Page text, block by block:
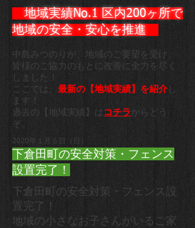
地域実績No.1 区内200ヶ所で
地域の安全・安心を推進 ​
中島みつのりが、地域のご要望を受け、
皆様のご協力のもとに 改善に全力を尽く
しました！
ここでは、 最新の【地域実績】を紹介し
ます！
過去の【地域実績】は コチラからどう
ぞ。
2020年１月５日（日）
下倉田町の安全対策・フェンス
設置完了！
下倉田町の安全対策・フェンス設
置完了！
地域の小さなお子さんがいるご家